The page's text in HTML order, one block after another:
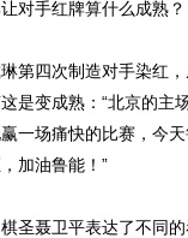
对手红牌算什么成熟？
四次制造对手染红，
是变成熟：“北京的
一场痛快的比赛，今
加油鲁能！”
聂卫平表达了不同的